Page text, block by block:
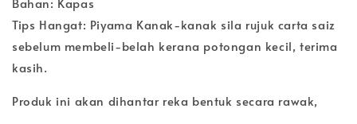
Tips Hangat: Piyama Kanak-kanak sila rujuk carta saiz
sebelum membeli-belah kerana potongan kecil, terima
kasih.
Produk ini akan dihantar reka bentuk secara rawak,